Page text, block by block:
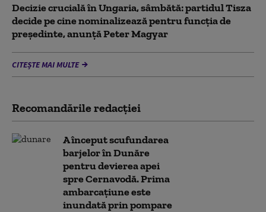
Decizie crucială în Ungaria, sâmbătă: partidul Tisza
decide pe cine nominalizează pentru funcția de
președinte, anunță Peter Magyar
CITEȘTE MAI MULTE
Recomandările redacţiei
A început scufundarea
barjelor în Dunăre
pentru devierea apei
spre Cernavodă. Prima
ambarcațiune este
inundată prin pompare